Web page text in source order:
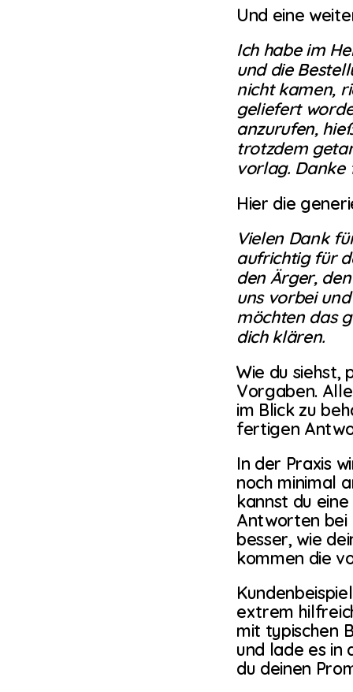
Und eine
Ich habe im
und die
nicht kamen,
geliefert
anzurufen,
trotzdem
vorlag. Danke
Hier die
Vielen Dank
aufrichtig für
den Ärger,
uns vorbei
möchten das
dich klären.
Wie du siehst,
Vorgaben.
im Blick zu
fertigen
In der Praxis
noch minimal
kannst du
Antworten bei
besser, wie
kommen die
extrem
mit typischen
und lade es in
du deinen